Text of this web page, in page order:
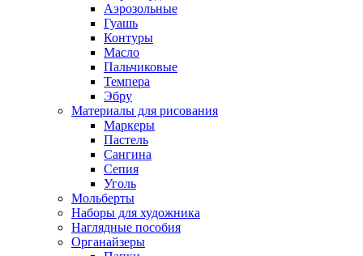
Аэрозольные
Гуашь
Контуры
Масло
Пальчиковые
Темпера
Эбру
Материалы для рисования
Маркеры
Пастель
Сангина
Сепия
Уголь
Мольберты
Наборы для художника
Наглядные пособия
Органайзеры